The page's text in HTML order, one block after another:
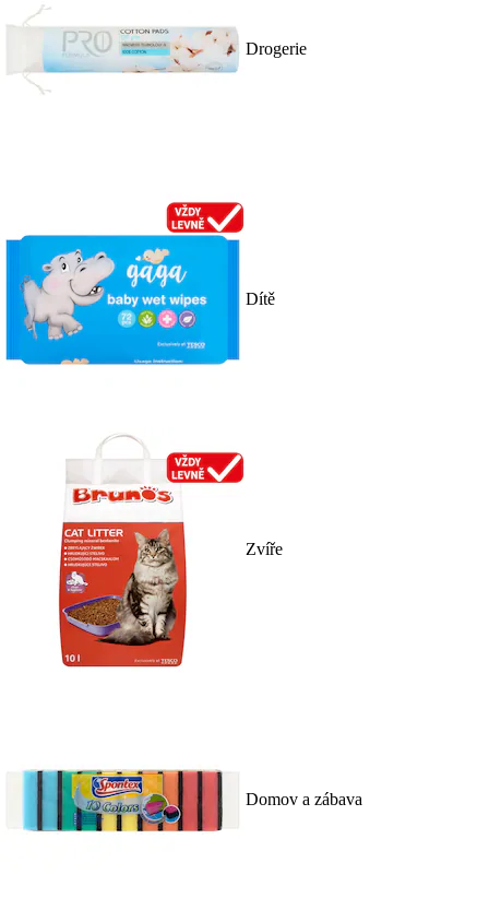
Drogerie
Dítě
Zvíře
Domov a zábava